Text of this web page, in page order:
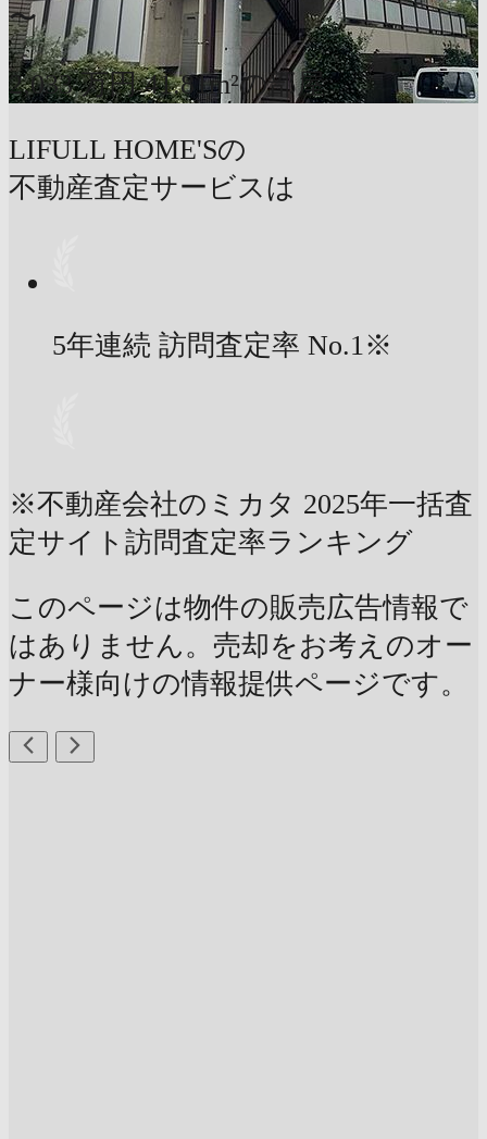
〜
2,033 万円 41.81m²の部屋
LIFULL HOME'Sの
不動産査定サービスは
5年連続 訪問査定率 No.1※
※不動産会社のミカタ 2025年一括査
定サイト訪問査定率ランキング
このページは物件の販売広告情報で
はありません。売却をお考えのオー
ナー様向けの情報提供ページです。